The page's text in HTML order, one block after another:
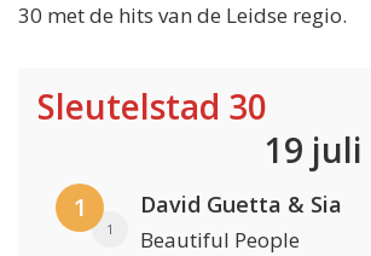
30 met de hits van de Leidse regio.
Sleutelstad 30
19 juli
1
1
David Guetta & Sia
Beautiful People